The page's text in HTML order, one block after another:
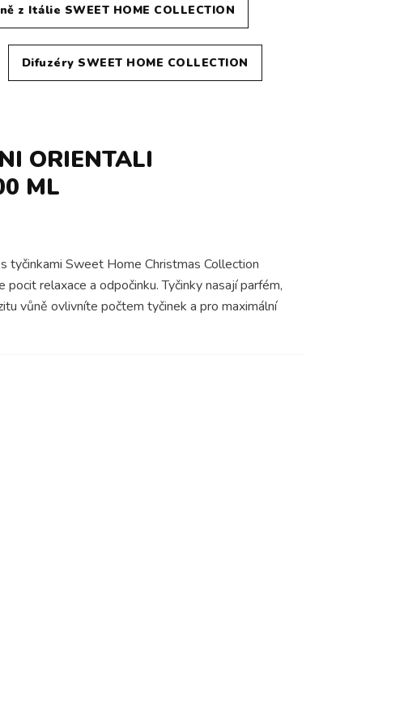
z Itálie SWEET HOME COLLECTION
Difuzéry SWEET HOME COLLECTION
ORIENTALI
ML
tyčinkami Sweet Home Christmas Collection
relaxace a odpočinku. Tyčinky nasají parfém,
vůně ovlivníte počtem tyčinek a pro maximální